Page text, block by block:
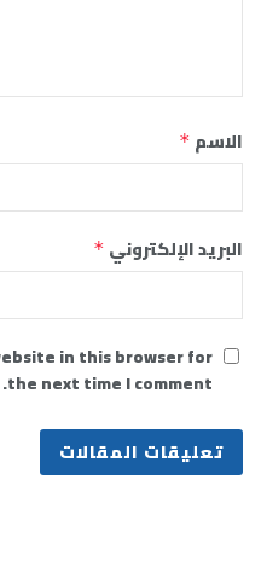
الاسم *
البريد الإلكتروني *
in this browser for
the next time I comment.